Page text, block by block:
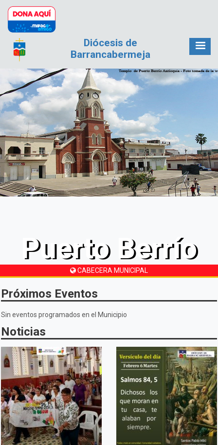
Pasar al contenido principal
Diócesis de
Barrancabermeja
Puerto Berrío
CABECERA MUNICIPAL
Próximos Eventos
Sin eventos programados en el Municipio
Noticias